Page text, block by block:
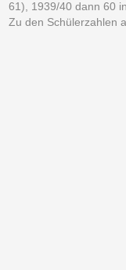
61), 1939/40 dann 60
Zu den Schülerzahlen